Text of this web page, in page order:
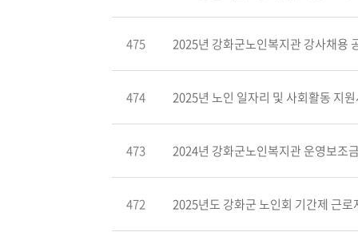
475 2025년 강화군노인복지관 강사채용
474 2025년 노인 일자리 및 사회활동 지
473 2024년 강화군노인복지관 운영보조
472 2025년도 강화군 노인회 기간제 근로